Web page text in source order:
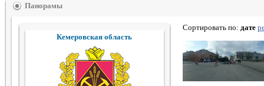
Панорамы
Кемеровская область
Сортировать по: дате